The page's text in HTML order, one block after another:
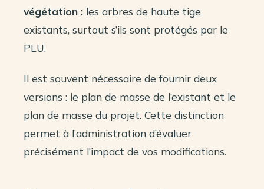
végétation : les arbres de haute tige
existants, surtout s’ils sont protégés par le
PLU.
Il est souvent nécessaire de fournir deux
versions : le plan de masse de l’existant et le
plan de masse du projet. Cette distinction
permet à l’administration d’évaluer
précisément l’impact de vos modifications.